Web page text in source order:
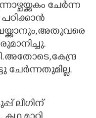
ചേർന്ന
ചേർന്നതുമില്ല.
ലീഗിന്